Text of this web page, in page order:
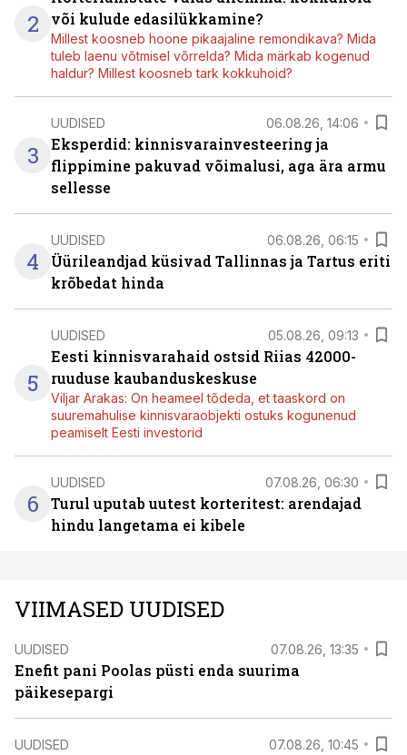
2
või kulude edasilükkamine?
Millest koosneb hoone pikaajaline remondikava? Mida
tuleb laenu võtmisel võrrelda? Mida märkab kogenud
haldur? Millest koosneb tark kokkuhoid?
3
UUDISED 06.08.26, 14:06
Eksperdid: kinnisvarainvesteering ja
flippimine pakuvad võimalusi, aga ära armu
sellesse
4
UUDISED 06.08.26, 06:15
Üürileandjad küsivad Tallinnas ja Tartus eriti
krõbedat hinda
5
UUDISED 05.08.26, 09:13
Eesti kinnisvarahaid ostsid Riias 42000-
ruuduse kaubanduskeskuse
Viljar Arakas: On heameel tõdeda, et taaskord on
suuremahulise kinnisvaraobjekti ostuks kogunenud
peamiselt Eesti investorid
6
UUDISED 07.08.26, 06:30
Turul uputab uutest korteritest: arendajad
hindu langetama ei kibele
VIIMASED UUDISED
UUDISED 07.08.26, 13:35
Enefit pani Poolas püsti enda suurima
päikesepargi
UUDISED 07.08.26, 10:45